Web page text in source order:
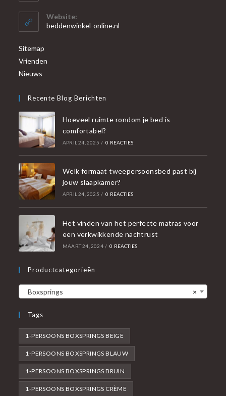
Website:
beddenwinkel-online.nl
Sitemap
Vrienden
Nieuws
Recente Blog Berichten
Hoeveel ruimte rondom je bed is
comfortabel?
APRIL 24, 2025 / 0 REACTIES
Welk formaat tweepersoonsbed past bij
jouw slaapkamer?
APRIL 24, 2025 / 0 REACTIES
Het vinden van het perfecte matras voor
een verkwikkende nachtrust
MAART 24, 2024 / 0 REACTIES
Productcategorieën
×
Boxsprings
Tags
1-PERSOONS BOXSPRINGS BEIGE
1-PERSOONS BOXSPRINGS BLAUW
1-PERSOONS BOXSPRINGS BRUIN
1-PERSOONS BOXSPRINGS CRÈME